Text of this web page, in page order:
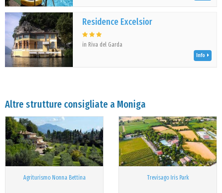
Residence Excelsior
in Riva del Garda
Info
Altre strutture consigliate a Moniga
Agriturismo Nonna Bettina Trevisago Iris Park